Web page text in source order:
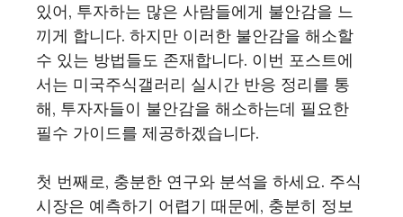
있어, 투자하는 많은 사람들에게 불안감을 느
끼게 합니다. 하지만 이러한 불안감을 해소할
수 있는 방법들도 존재합니다. 이번 포스트에
서는 미국주식갤러리 실시간 반응 정리를 통
해, 투자자들이 불안감을 해소하는데 필요한
필수 가이드를 제공하겠습니다.
첫 번째로, 충분한 연구와 분석을 하세요. 주식
시장은 예측하기 어렵기 때문에, 충분히 정보